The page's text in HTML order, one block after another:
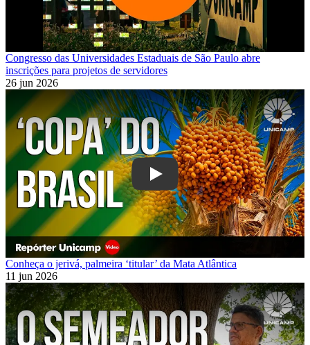
Congresso das Universidades Estaduais de São Paulo abre
inscrições para projetos de servidores
26 jun 2026
Play
Conheça o jerivá, palmeira ‘titular’ da Mata Atlântica
11 jun 2026